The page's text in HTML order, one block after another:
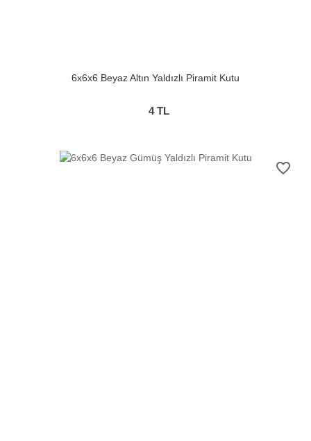
6x6x6 Beyaz Altın Yaldızlı Piramit Kutu
4TL
favorite_border